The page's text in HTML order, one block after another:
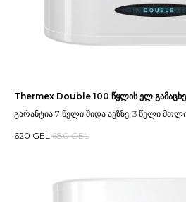
Thermex Double 100 წყლის ელ
გარანტია 7 წელი შიდა ავზზე, 3 წელი
620 GEL 680 GEL